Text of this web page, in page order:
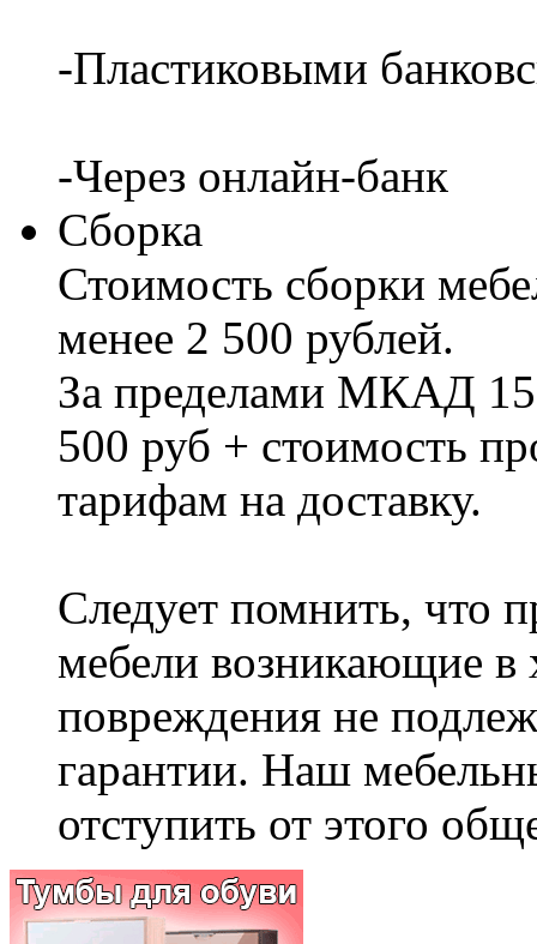
-Пластиковыми
-Через онлайн-банк
Сборка
Стоимость сборки
менее 2 500 рублей.
За пределами МКАД
500 руб + стоимость
тарифам на доставку.
Следует помнить, что
мебели возникающие в
повреждения не
гарантии. Наш
отступить от этого